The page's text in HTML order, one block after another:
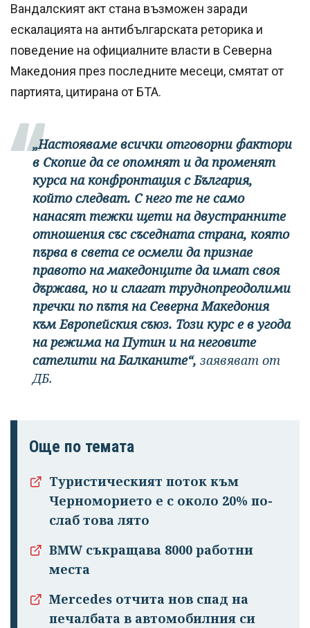
Вандалският акт стана възможен заради
ескалацията на антибългарската реторика и
поведение на официалните власти в Северна
Македония през последните месеци, смятат от
партията, цитирана от БТА.
„Настояваме всички отговорни фактори
в Скопие да се опомнят и да променят
курса на конфронтация с България,
който следват. С него те не само
нанасят тежки щети на двустранните
отношения със съседната страна, която
първа в света се осмели да признае
правото на македонците да имат своя
държава, но и слагат труднопреодолими
пречки по пътя на Северна Македония
към Европейския съюз. Този курс е в угода
на режима на Путин и на неговите
сателити на Балканите“, заявяват от
ДБ.
Още по темата
Туристическият поток към
Черноморието е с около 20% по-
слаб това лято
BMW съкращава 8000 работни
места
Mercedes отчита нов спад на
печалбата в автомобилния си